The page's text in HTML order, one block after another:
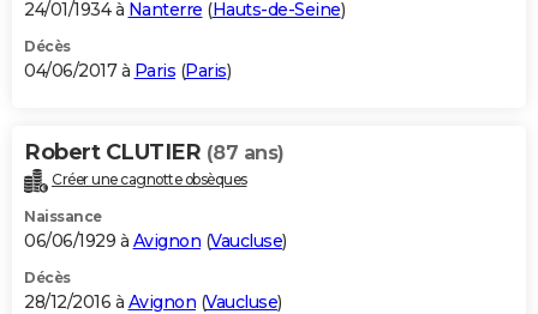
24/01/1934 à Nanterre (Hauts-de-Seine)
Décès
04/06/2017 à Paris (Paris)
Robert CLUTIER (87 ans)
Créer une cagnotte obsèques
Naissance
06/06/1929 à Avignon (Vaucluse)
Décès
28/12/2016 à Avignon (Vaucluse)